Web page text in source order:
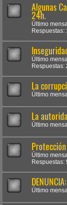
Algunas
24h.
Último
Respuestas:
Último
Respuestas:
La
Último
La
Último
Último
Respuestas:
Último